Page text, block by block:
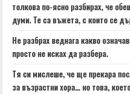
толкова по-ясно разбирах, че
думи. Те са въжета, с които се
Не разбрах веднага какво
просто не исках да разбера.
Тя си мислеше, че ще прекара
за възрастни хора… но това,